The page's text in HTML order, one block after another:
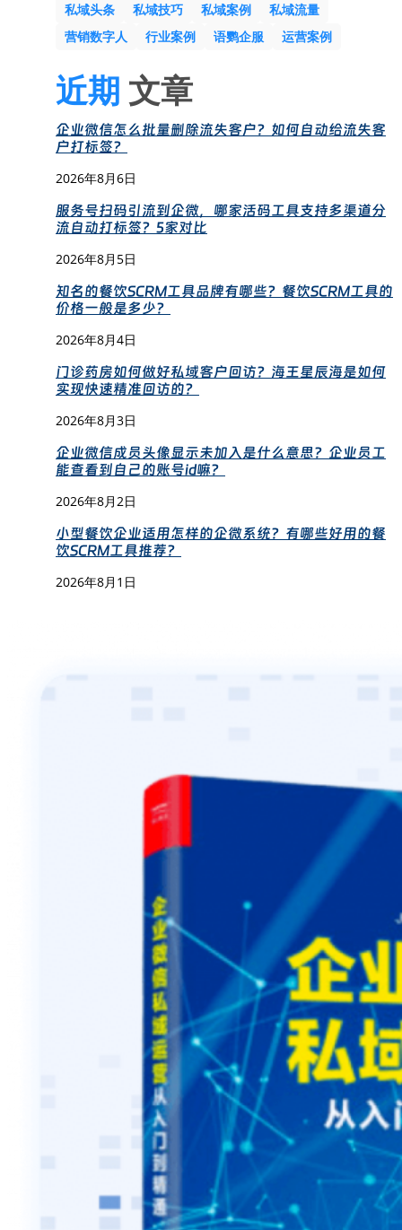
私域头条
私域技巧 私域案例
私域流量
营销数字人
行业案例 语鹦企服 运营案例
近期 文章
企业微信怎么批量删除流失客户？如何自动给流失客
户打标签？
2026年8月6日
服务号扫码引流到企微，哪家活码工具支持多渠道分
流自动打标签？5家对比
2026年8月5日
知名的餐饮SCRM工具品牌有哪些？餐饮SCRM工具的
价格一般是多少？
2026年8月4日
门诊药房如何做好私域客户回访？海王星辰海是如何
实现快速精准回访的？
2026年8月3日
企业微信成员头像显示未加入是什么意思？企业员工
能查看到自己的账号id嘛？
2026年8月2日
小型餐饮企业适用怎样的企微系统？有哪些好用的餐
饮SCRM工具推荐？
2026年8月1日